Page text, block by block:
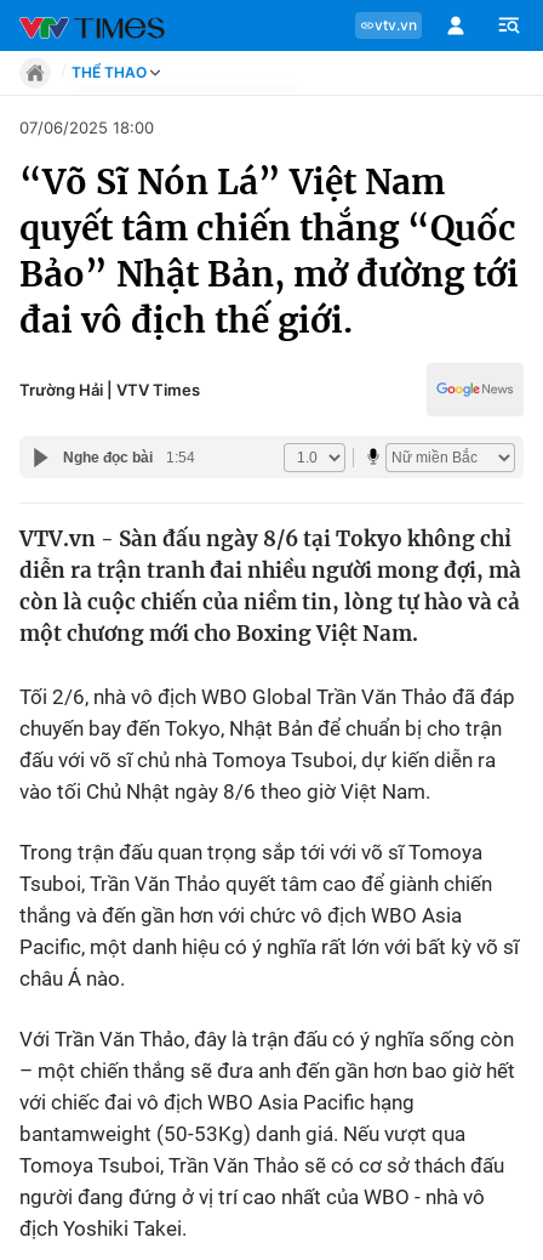
vtv.vn
Chuyên mục
Tin tức
Move
Phong cách
Chân dung
Sự kiện
Bóng đá
Các môn khác
Bên lề
THỂ THAO
Move
Phong cách
Chân dung
Sự kiện
Bóng đá
Thể thao điện tử
Các môn khác
Bên lề
07/06/2025 18:00
“Võ Sĩ Nón Lá” Việt Nam
quyết tâm chiến thắng “Quốc
Bảo” Nhật Bản, mở đường tới
đai vô địch thế giới.
Trường Hải | VTV Times
Nghe đọc bài 1:54
VTV.vn - Sàn đấu ngày 8/6 tại Tokyo không chỉ
diễn ra trận tranh đai nhiều người mong đợi, mà
còn là cuộc chiến của niềm tin, lòng tự hào và cả
một chương mới cho Boxing Việt Nam.
Tối 2/6, nhà vô địch WBO Global Trần Văn Thảo đã đáp
chuyến bay đến Tokyo, Nhật Bản để chuẩn bị cho trận
đấu với võ sĩ chủ nhà Tomoya Tsuboi, dự kiến diễn ra
vào tối Chủ Nhật ngày 8/6 theo giờ Việt Nam.
Trong trận đấu quan trọng sắp tới với võ sĩ Tomoya
Tsuboi, Trần Văn Thảo quyết tâm cao để giành chiến
thắng và đến gần hơn với chức vô địch WBO Asia
Pacific, một danh hiệu có ý nghĩa rất lớn với bất kỳ võ sĩ
châu Á nào.
Với Trần Văn Thảo, đây là trận đấu có ý nghĩa sống còn
– một chiến thắng sẽ đưa anh đến gần hơn bao giờ hết
với chiếc đai vô địch WBO Asia Pacific hạng
bantamweight (50-53Kg) danh giá. Nếu vượt qua
Tomoya Tsuboi, Trần Văn Thảo sẽ có cơ sở thách đấu
người đang đứng ở vị trí cao nhất của WBO - nhà vô
địch Yoshiki Takei.